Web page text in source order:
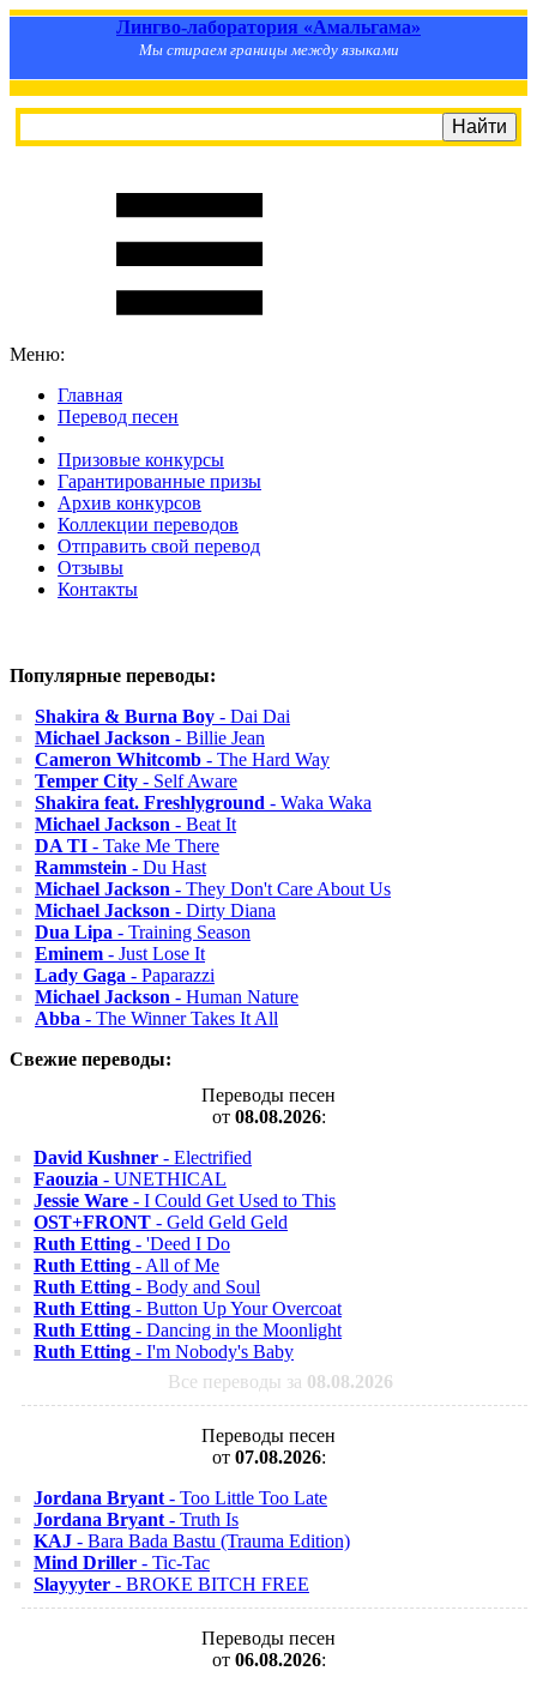
Лингво-лаборатория «Амальгама»
Мы стираем границы между языками
Меню:
Главная
Перевод песен
Призовые конкурсы
Гарантированные призы
Архив конкурсов
Коллекции переводов
Отправить свой перевод
Отзывы
Контакты
Популярные переводы:
Shakira & Burna Boy - Dai Dai
Michael Jackson - Billie Jean
Cameron Whitcomb - The Hard Way
Temper City - Self Aware
Shakira feat. Freshlyground - Waka Waka
Michael Jackson - Beat It
DA TI - Take Me There
Rammstein - Du Hast
Michael Jackson - They Don't Care About Us
Michael Jackson - Dirty Diana
Dua Lipa - Training Season
Eminem - Just Lose It
Lady Gaga - Paparazzi
Michael Jackson - Human Nature
Abba - The Winner Takes It All
Свежие переводы:
Переводы песен
от 08.08.2026:
David Kushner - Electrified
Faouzia - UNETHICAL
Jessie Ware - I Could Get Used to This
OST+FRONT - Geld Geld Geld
Ruth Etting - 'Deed I Do
Ruth Etting - All of Me
Ruth Etting - Body and Soul
Ruth Etting - Button Up Your Overcoat
Ruth Etting - Dancing in the Moonlight
Ruth Etting - I'm Nobody's Baby
Все переводы за 08.08.2026
Переводы песен
от 07.08.2026:
Jordana Bryant - Too Little Too Late
Jordana Bryant - Truth Is
KAJ - Bara Bada Bastu (Trauma Edition)
Mind Driller - Tic-Tac
Slayyyter - BROKE BITCH FREE
Переводы песен
от 06.08.2026: